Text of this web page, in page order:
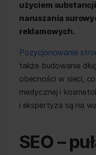
użyciem
naruszania
reklamowych.
Pozycjonowanie
także budowanie
obecności w sieci,
medycznej i
i ekspertyza są na
SEO –